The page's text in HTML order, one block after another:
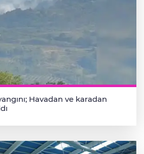
Havadan ve karadan